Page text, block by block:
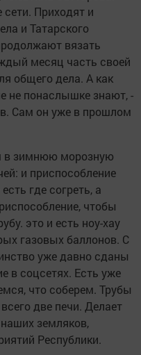
Приходят и
и Татарского
вязать
месяц часть своей
общего дела. А как
не понаслышке знают, -
Сам он уже в прошлом
в зимнюю морозную
и приспособление
где согреть, а
чтобы
это и есть ноу-хау
газовых баллонов. С
уже давно сданы
в соцсетях. Есть уже
что соберем. Трубы
две печи. Делает
земляков,
Республики.